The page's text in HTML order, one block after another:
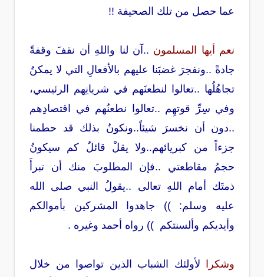
عما حصل من تلك الصحيفة !!
نعم أيها المسلمون ..آن لنا واللهِ أن نقفَ وقفةً
جادةً ..ونفجرَ غضبَنا عليهم بالأفعالِ التي لا يمكنُ
تجاهُلُها ..تعالوا لنطعنَهم في شريانِهم الرئيسي،
وفي سِرِّ قوتهِم ..تعالوا نطعنُهم في اقتصادِهم
..دون أن نخسرَ شيئاً..ونكونُ بذلك قد حطمنا
جزءاً من كبريائهم..ولا يقلْ قائلٌ كم سيكونُ
حجمُ مقاطعتي ..فإن المطلوبَ منك أن تبرأَ
ذمتَك أمام اللهِ تعالى ..يقولُ النبي صلى الله
عليه وسلم: )) جاهدوا المشركين بأموالكم
وأيديكم وألسنتكم )) رواه أحمد وغيره .
وشكرا لأولئك الشباب الذين تواصوا من خلال